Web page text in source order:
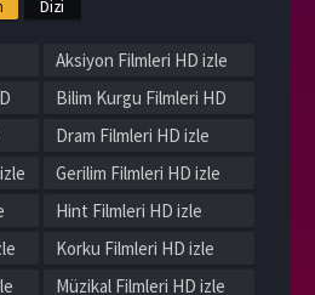
Dizi
Aksiyon Filmleri HD izle
Bilim Kurgu Filmleri HD
izle
Dram Filmleri HD izle
Gerilim Filmleri HD izle
Hint Filmleri HD izle
Korku Filmleri HD izle
Müzikal Filmleri HD izle